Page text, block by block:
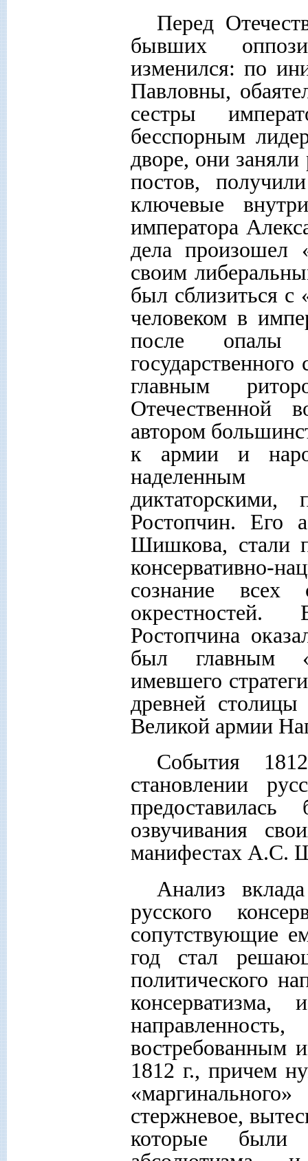
Перед
бывших
изменился: по
Павловны,
сестры
бесспорным
дворе, они
постов,
ключевые
императора
дела произошел
своим
был сблизиться с
человеком в
после опалы
главным
автором
к армии и
наделенным
Ростопчин. Его
Шишкова, стали
сознание
Ростопчина
был главным
имевшего
древней столицы
Великой армии
События
становлении
предоставилась
озвучивания
манифестах А.С.
Анализ
русского
сопутствующие
год стал
политического
консерватизма,
востребованным
1812 г., причем
стержневое,
которые были